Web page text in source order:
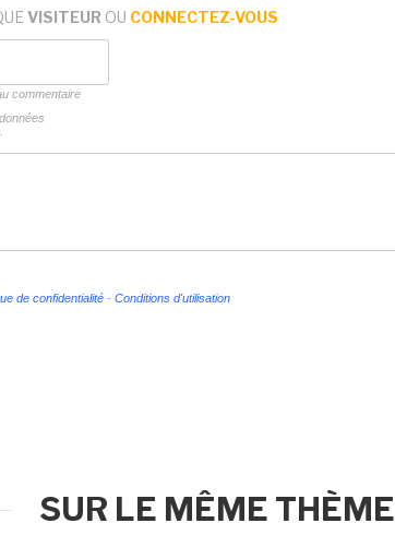
VISITEUR OU CONNECTEZ-VOUS
commentaire
de confidentialité - Conditions d'utilisation
SUR LE MÊME THÈME